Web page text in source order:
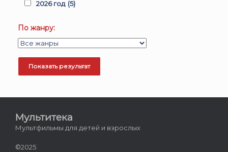
2026 год (5)
По жанру:
Мультитека
Мультфильмы для детей и взрослых
©2025